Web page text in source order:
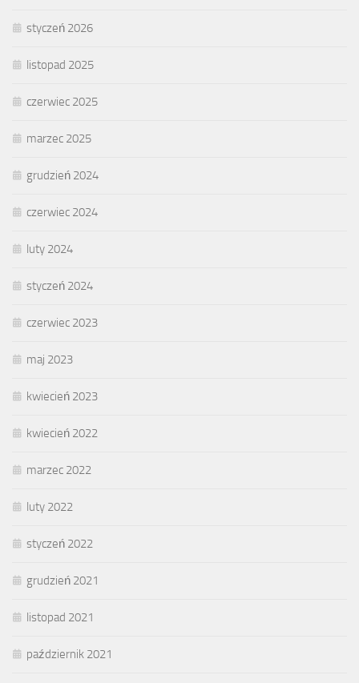
styczeń 2026
listopad 2025
czerwiec 2025
marzec 2025
grudzień 2024
czerwiec 2024
luty 2024
styczeń 2024
czerwiec 2023
maj 2023
kwiecień 2023
kwiecień 2022
marzec 2022
luty 2022
styczeń 2022
grudzień 2021
listopad 2021
październik 2021